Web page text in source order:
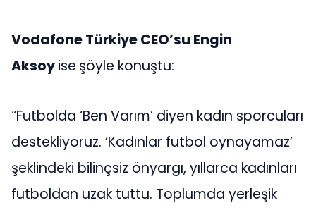
Vodafone Türkiye CEO’su Engin
Aksoyise şöyle konuştu:
“Futbolda ‘Ben Varım’ diyen kadın sporcuları
destekliyoruz. ‘Kadınlar futbol oynayamaz’
şeklindeki bilinçsiz önyargı, yıllarca kadınları
futboldan uzak tuttu. Toplumda yerleşik